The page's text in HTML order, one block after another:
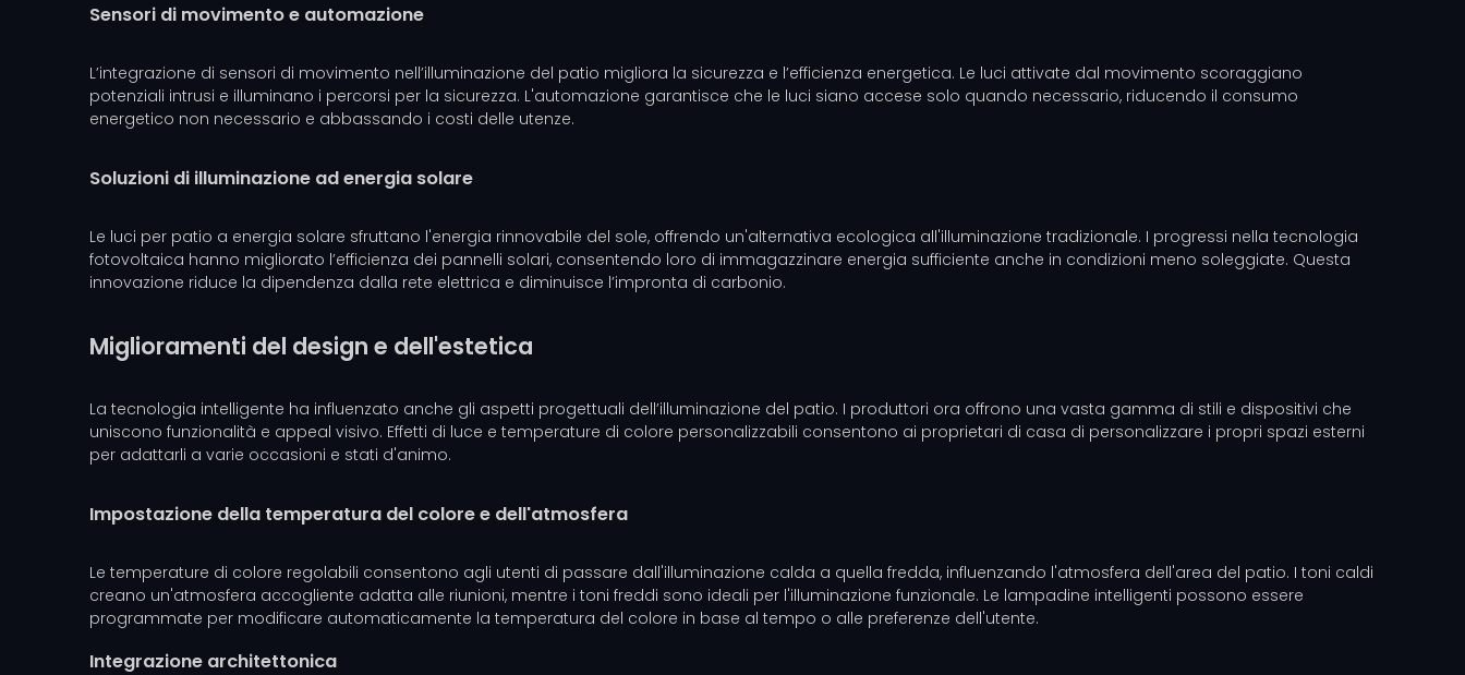
Sensori di movimento e automazione
L’integrazione di sensori di movimento nell’illuminazione del patio migliora la sicurezza e l’efficienza energetica. Le luci attivate dal movimento scoraggiano
potenziali intrusi e illuminano i percorsi per la sicurezza. L'automazione garantisce che le luci siano accese solo quando necessario, riducendo il consumo
energetico non necessario e abbassando i costi delle utenze.
Soluzioni di illuminazione ad energia solare
Le luci per patio a energia solare sfruttano l'energia rinnovabile del sole, offrendo un'alternativa ecologica all'illuminazione tradizionale. I progressi nella tecnologia
fotovoltaica hanno migliorato l’efficienza dei pannelli solari, consentendo loro di immagazzinare energia sufficiente anche in condizioni meno soleggiate. Questa
innovazione riduce la dipendenza dalla rete elettrica e diminuisce l’impronta di carbonio.
Miglioramenti del design e dell'estetica
La tecnologia intelligente ha influenzato anche gli aspetti progettuali dell’illuminazione del patio. I produttori ora offrono una vasta gamma di stili e dispositivi che
uniscono funzionalità e appeal visivo. Effetti di luce e temperature di colore personalizzabili consentono ai proprietari di casa di personalizzare i propri spazi esterni
per adattarli a varie occasioni e stati d'animo.
Impostazione della temperatura del colore e dell'atmosfera
Le temperature di colore regolabili consentono agli utenti di passare dall'illuminazione calda a quella fredda, influenzando l'atmosfera dell'area del patio. I toni caldi
creano un'atmosfera accogliente adatta alle riunioni, mentre i toni freddi sono ideali per l'illuminazione funzionale. Le lampadine intelligenti possono essere
programmate per modificare automaticamente la temperatura del colore in base al tempo o alle preferenze dell'utente.
Integrazione architettonica